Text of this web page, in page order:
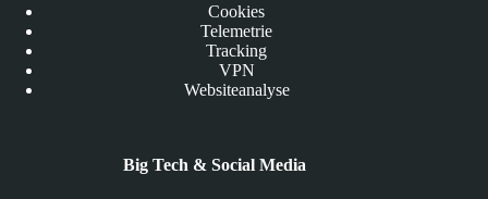
Cookies
Telemetrie
Tracking
VPN
Websiteanalyse
Big Tech & Social Media